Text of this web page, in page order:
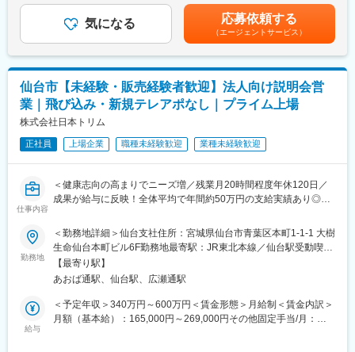
対して幅広く提案ができるため、当社で完結させることが可能で
す。
【研修体制】
配属店で2ヶ月の研修があり、リースや医療業界の基礎知識、OJT
での外訪・事務処理を習得いただきます。
【おすすめポイント】
■やりがい・貢献性◎
医療機関にとって、施設運営に関わる機器や物品などは金額が大
す。
社宅制度や各種手当、持株会、毎年3万円分ポイント付与（旅行等
に利用可）など、嬉しい福利厚生制度がございます。
・当社検査機器の新規据付
・ユーザー（臨床検査技師）に対する機器の操作説明
※保守点検は契約締結や請求業務はありますが、契約目標などの予
算はありません。
※緊急時の一次対応はコールセンターが対応です。二次対応として
後日修理に訪問することがメインとなります。
■担当製品・環境：
医療機関や検査センターで使用される臨床検査機器になります。
顧客から圧倒的な知名度があるだけでなく、業務を通して顧客と
深く接点を持てるため、営業職など社内連携を通して、顧客の検
査の質や生産性向上に貢献することができます。実際に本ポジシ
環境、かつチーム全員で協力・分担する環境があります。
■働き方：
・月平均残業時間は20時間程度
得ます。また大型連休など、医療機関がお休みの際に作業が集中
します。夜間/休日の対応は週単位でチームで当番制で行ってお
業手当＞有＜給与補足＞※今までのご経験に応じ、決定します。賃
金はあくまでも目安の金額であり、選考を通じて上下する可能性
があります。月給(月額)は固定手当を含めた表記です。
気になる 応募依頼する
（エージェントサービス）
仙台市【未経験・販売経験者歓迎】法人向け説明会営
業｜飛び込み・新規テレアポなし｜プライム上場
株式会社日本トリム
正社員 上場企業 職種未経験歓迎 業種未経験歓迎
仕事内容
＜健康志向の高まりでニーズ増／残業月20時間程度年休120日／
成果が給与に反映！全体平均で年間約50万円の支給実績あり◎＞
【仕事の内容】
当社は、東証プライム上場の電解水素水整水器メーカーです。
今回募集するのは、法人企業の従業員様向けに製品説明会・体験
会を行う営業職です。
新規飛び込みや無作為なテレアポではなく、代理店からの紹介先
やお問い合わせのあった法人様が中心です。
入社後は専任トレーナーがつき、商品知識・説明トーク・商談の
勤務地
＜勤務地詳細＞仙台支社住所：宮城県仙台市青葉区本町1-1-1 大樹
生命仙台本町ビル6F勤務地最寄駅：JR東北本線／仙台駅受動喫煙
対策：敷地内喫煙可能場所あり変更の範囲：会社の定める事業所
【最寄り駅】
あおば通駅、仙台駅、広瀬通駅
給与
＜予定年収＞340万円～600万円＜賃金形態＞月給制＜賃金内訳＞
月額（基本給）：165,000円～269,000円その他固定手当/月：